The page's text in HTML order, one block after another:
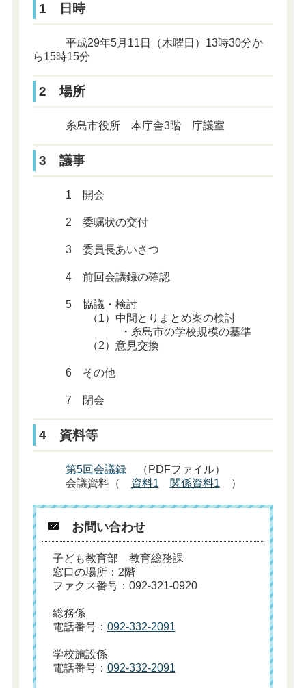
1 日時
平成29年5月11日（木曜日）13時30分か
ら15時15分
2 場所
糸島市役所 本庁舎3階 庁議室
3 議事
1 開会
2 委嘱状の交付
3 委員長あいさつ
4 前回会議録の確認
5 協議・検討
（1）中間とりまとめ案の検討
・糸島市の学校規模の基準
（2）意見交換
6 その他
7 閉会
4 資料等
第5回会議録（PDFファイル）
会議資料（ 資料1 関係資料1 ）
お問い合わせ
子ども教育部 教育総務課
窓口の場所：2階
ファクス番号：092-321-0920
総務係
電話番号： 092-332-2091
学校施設係
電話番号： 092-332-2091